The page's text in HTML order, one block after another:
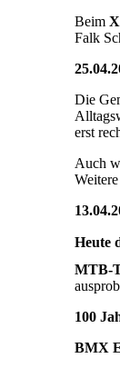
Beim
Falk
Die
erst
Auch
Heute
MTB-
100
BMX